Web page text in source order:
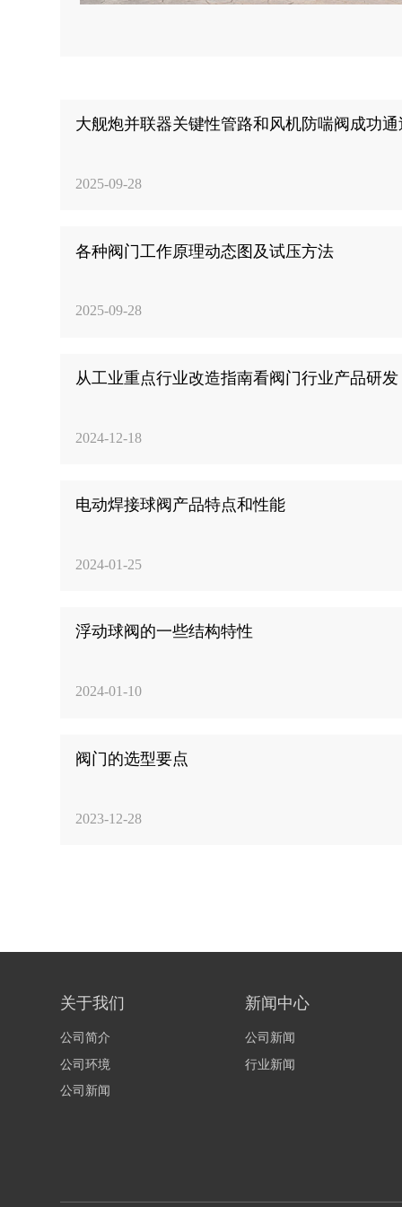
大舰炮并联器关键性管路和风机防喘阀成功
2025-09-28
各种阀门工作原理动态图及试压方法
2025-09-28
从工业重点行业改造指南看阀门行业产品研发
2024-12-18
电动焊接球阀产品特点和性能
2024-01-25
浮动球阀的一些结构特性
2024-01-10
阀门的选型要点
2023-12-28
关于我们
公司简介
公司环境
公司新闻
新闻中心
公司新闻
行业新闻